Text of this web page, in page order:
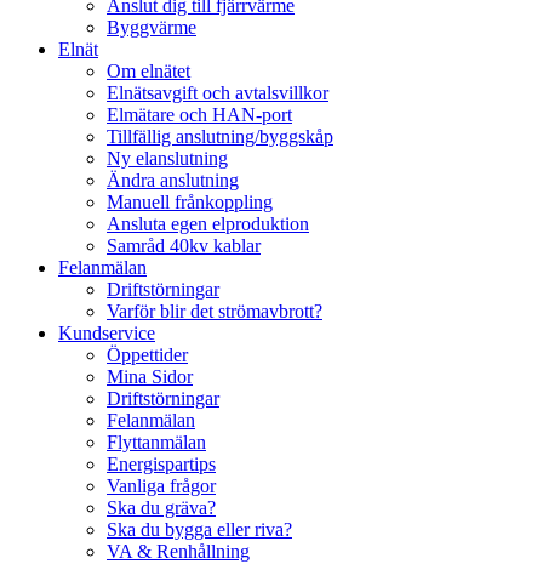
Anslut dig till fjärrvärme
Byggvärme
Elnät
Om elnätet
Elnätsavgift och avtalsvillkor
Elmätare och HAN-port
Tillfällig anslutning/byggskåp
Ny elanslutning
Ändra anslutning
Manuell frånkoppling
Ansluta egen elproduktion
Samråd 40kv kablar
Felanmälan
Driftstörningar
Varför blir det strömavbrott?
Kundservice
Öppettider
Mina Sidor
Driftstörningar
Felanmälan
Flyttanmälan
Energispartips
Vanliga frågor
Ska du gräva?
Ska du bygga eller riva?
VA & Renhållning